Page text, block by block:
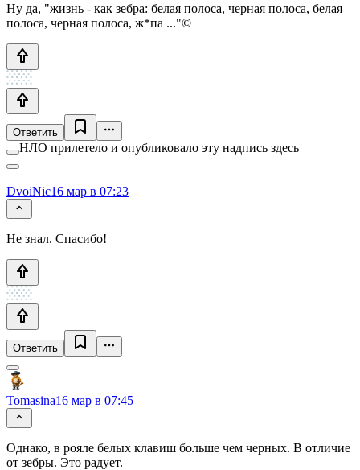
Ну да, "жизнь - как зебра: белая полоса, черная полоса, белая
полоса, черная полоса, ж*па ..."©
Ответить
НЛО прилетело и опубликовало эту надпись здесь
DvoiNic16 мар в 07:23
Не знал. Спасибо!
Ответить
Tomasina16 мар в 07:45
Однако, в рояле белых клавиш больше чем черных. В отличие
от зебры. Это радует.